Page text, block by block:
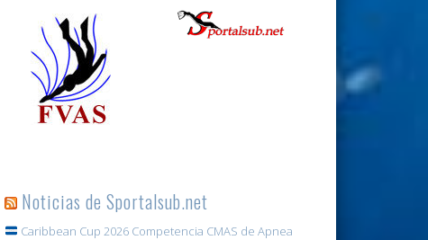
Noticias de Sportalsub.net
Caribbean Cup 2026 Competencia CMAS de Apnea